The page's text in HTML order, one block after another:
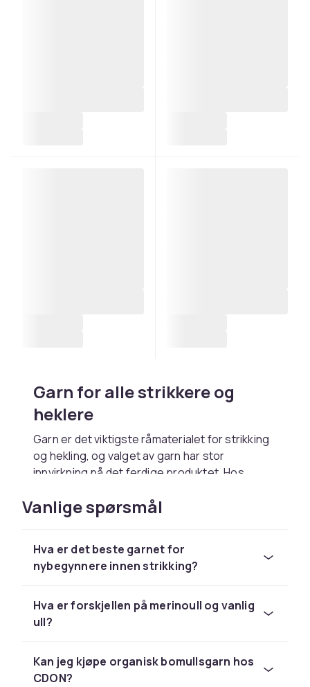
Garn for alle strikkere og
heklere
Garn er det viktigste råmaterialet for strikking
og hekling, og valget av garn har stor
innvirkning på det ferdige produktet. Hos
garner i ulike fibrer, tykkelser og farger. Enten
du strikker plagg, tepper, sokker eller
Strikking og hekling er populære hobbyer som
appellerer til mennesker i alle aldre. Det er
produkt som er unikt og personlig. Med riktig
garn kan du skape vakre og holdbare arbeider
Ullgarn i mange kvaliteter
Vanlige spørsmål
Hva er det beste garnet for
nybegynnere innen strikking?
Hva er forskjellen på merinoull og vanlig
ull?
Kan jeg kjøpe organisk bomullsgarn hos
CDON?